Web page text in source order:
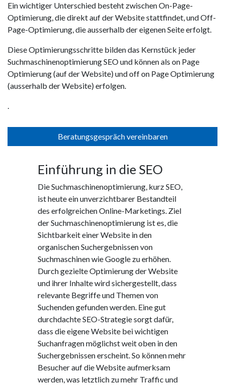
Ein wichtiger Unterschied besteht zwischen On-Page-
Optimierung, die direkt auf der Website stattfindet, und Off-
Page-Optimierung, die ausserhalb der eigenen Seite erfolgt.
Diese Optimierungsschritte bilden das Kernstück jeder
Suchmaschinenoptimierung SEO und können als on Page
Optimierung (auf der Website) und off on Page Optimierung
(ausserhalb der Website) erfolgen.
.
Beratungsgespräch vereinbaren
Einführung in die SEO
Die Suchmaschinenoptimierung, kurz SEO,
ist heute ein unverzichtbarer Bestandteil
des erfolgreichen Online-Marketings. Ziel
der Suchmaschinenoptimierung ist es, die
Sichtbarkeit einer Website in den
organischen Suchergebnissen von
Suchmaschinen wie Google zu erhöhen.
Durch gezielte Optimierung der Website
und ihrer Inhalte wird sichergestellt, dass
relevante Begriffe und Themen von
Suchenden gefunden werden. Eine gut
durchdachte SEO-Strategie sorgt dafür,
dass die eigene Website bei wichtigen
Suchanfragen möglichst weit oben in den
Suchergebnissen erscheint. So können mehr
Besucher auf die Website aufmerksam
werden, was letztlich zu mehr Traffic und